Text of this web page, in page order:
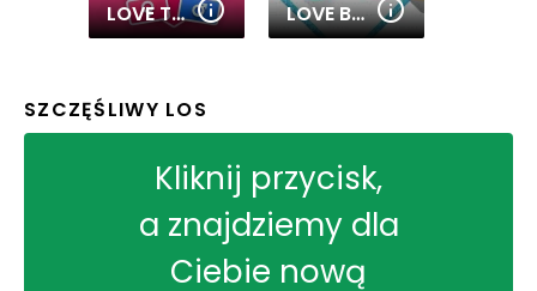
LOVE TESTER 3 LOVE BALLS
SZCZĘŚLIWY LOS
Kliknij przycisk,
a znajdziemy dla
Ciebie nową